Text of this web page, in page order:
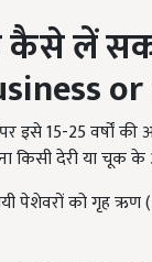
कैसे लें
15-25 वर्षों की
किसी देरी या चूक
पेशेवरों को गृह ऋण